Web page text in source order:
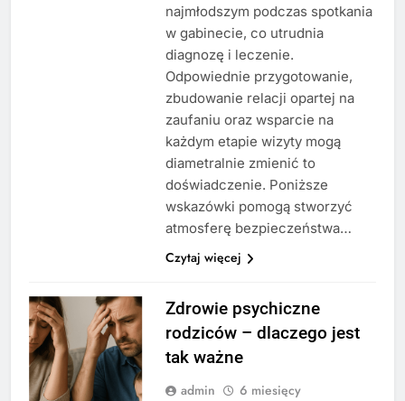
najmłodszym podczas spotkania
w gabinecie, co utrudnia
diagnozę i leczenie.
Odpowiednie przygotowanie,
zbudowanie relacji opartej na
zaufaniu oraz wsparcie na
każdym etapie wizyty mogą
diametralnie zmienić to
doświadczenie. Poniższe
wskazówki pomogą stworzyć
atmosferę bezpieczeństwa…
Czytaj więcej
Zdrowie psychiczne
rodziców – dlaczego jest
tak ważne
admin
6 miesięcy